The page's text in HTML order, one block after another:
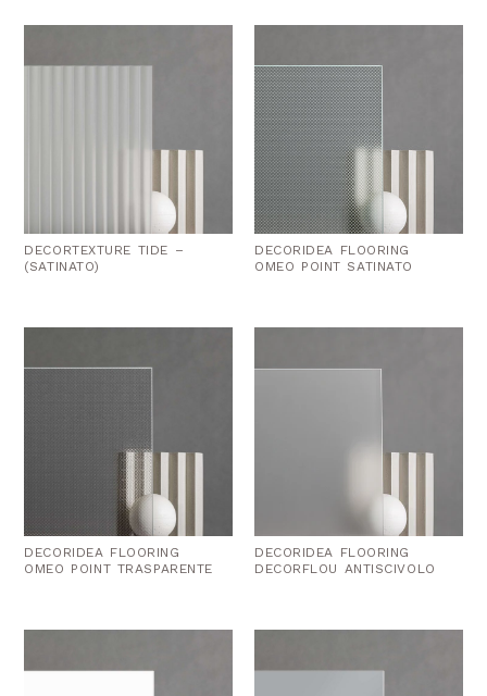
DECORTEXTURE TIDE –
(SATINATO)
DECORIDEA FLOORING
OMEO POINT SATINATO
DECORIDEA FLOORING
OMEO POINT TRASPARENTE
DECORIDEA FLOORING
DECORFLOU ANTISCIVOLO